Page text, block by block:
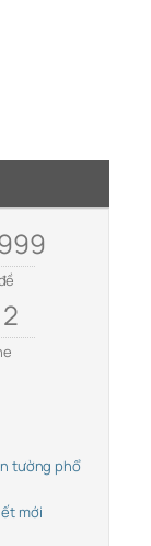
2
tường phổ
mới